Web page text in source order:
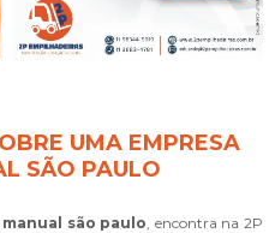
UMA EMPRESA
SÃO PAULO
são paulo , encontra na 2P